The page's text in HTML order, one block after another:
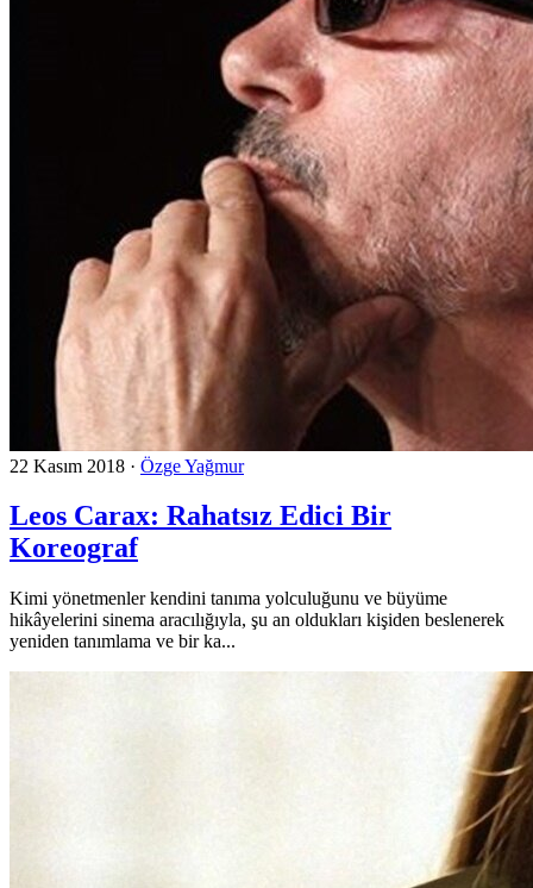
22 Kasım 2018 · Özge Yağmur
Leos Carax: Rahatsız Edici Bir
Koreograf
Kimi yönetmenler kendini tanıma yolculuğunu ve büyüme
hikâyelerini sinema aracılığıyla, şu an oldukları kişiden beslenerek
yeniden tanımlama ve bir ka...